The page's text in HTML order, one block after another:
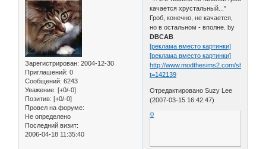
Зарегистрирован: 2004-12-30
Приглашений: 0
Сообщений: 6243
Уважение: [+0/-0]
Позитив: [+0/-0]
Провел на форуме:
Не определено
Последний визит:
2006-04-18 11:35:40
качается хрустальный..."
Гроб, конечно, не качается,
но в остальном - вполне. by
DBCAB
[реклама вместо картинки]
[реклама вместо картинки]
http://www.modthesims2.com/
t=142139
Отредактировано Suzy Lee
(2007-03-15 16:42:47)
0